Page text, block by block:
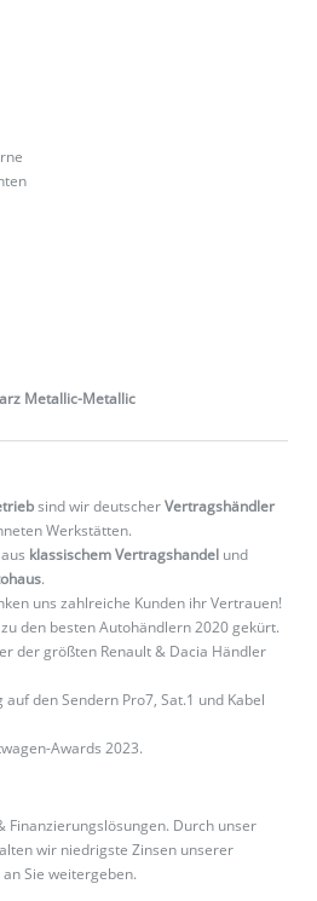
Metallic-Metallic
sind wir deutscherVertragshändler
Werkstätten.
klassischem Vertragshandel und
.
uns zahlreiche Kunden ihr Vertrauen!
den besten Autohändlern 2020 gekürt.
der größten Renault & Dacia Händler
auf den Sendern Pro7, Sat.1 und Kabel
Awards 2023.
Finanzierungslösungen. Durch unser
wir niedrigste Zinsen unserer
Sie weitergeben.